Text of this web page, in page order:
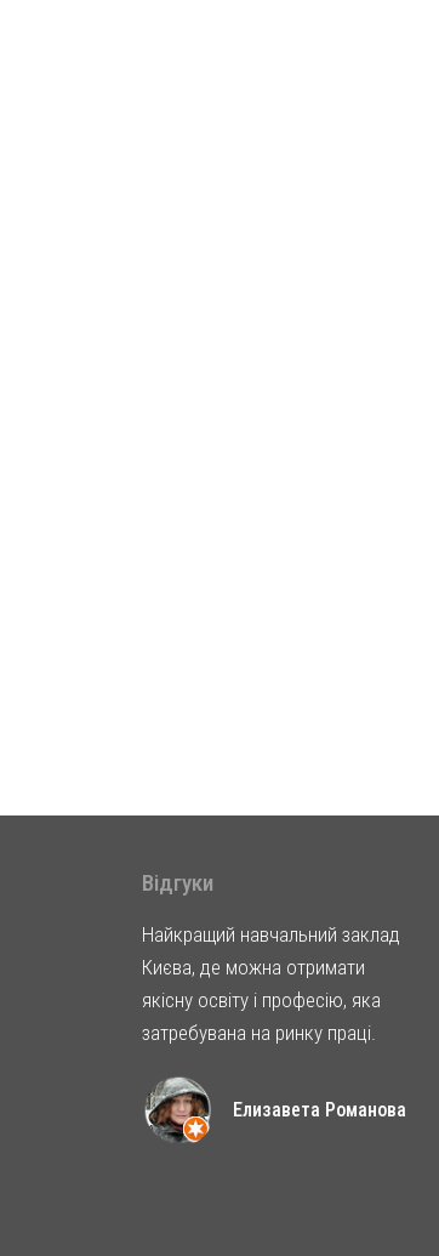
Відгуки
Найкращий навчальний заклад
Києва, де можна отримати
якісну освіту і професію, яка
затребувана на ринку праці.
Елизавета Романова